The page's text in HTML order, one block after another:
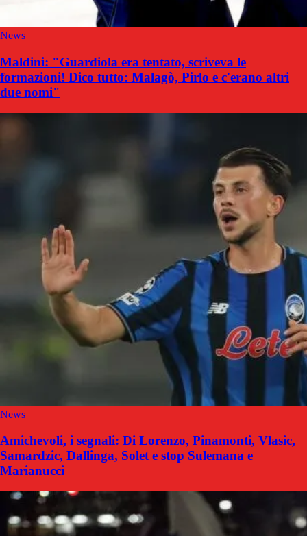
News
Maldini: "Guardiola era tentato, scriveva le
formazioni! Dico tutto: Malagò, Pirlo e c'erano altri
due nomi"
News
Amichevoli, i segnali: Di Lorenzo, Pinamonti, Vlasic,
Samardzic, Dallinga, Solet e stop Sulemana e
Marianucci